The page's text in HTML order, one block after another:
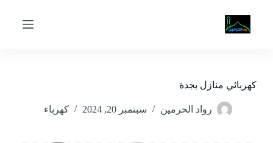
كهربائي منازل بجدة
رواد الحرمين سبتمبر 20, 2024 كهرباء